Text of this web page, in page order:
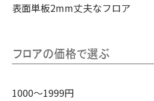
表面単板2mm丈夫なフロア
1000～1999円